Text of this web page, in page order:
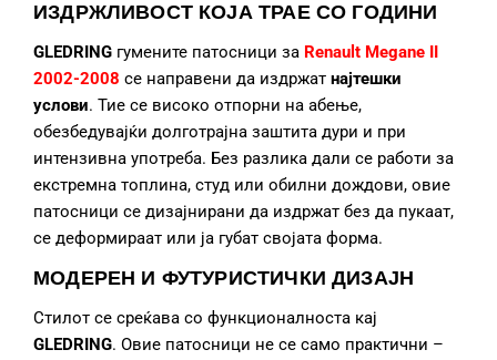
ИЗДРЖЛИВОСТ КОЈА ТРАЕ СО ГОДИНИ
GLEDRING гумените патосници за Renault Megane II
2002-2008 се направени да издржат најтешки
услови. Тие се високо отпорни на абење,
обезбедувајќи долготрајна заштита дури и при
интензивна употреба. Без разлика дали се работи за
екстремна топлина, студ или обилни дождови, овие
патосници се дизајнирани да издржат без да пукаат,
се деформираат или ја губат својата форма.
МОДЕРЕН И ФУТУРИСТИЧКИ ДИЗАЈН
Стилот се среќава со функционалноста кај
GLEDRING. Овие патосници не се само практични –